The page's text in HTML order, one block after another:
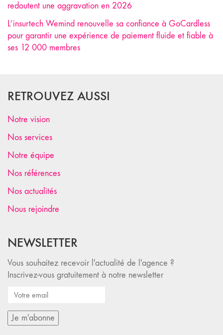
redoutent une aggravation en 2026
L’insurtech Wemind renouvelle sa confiance à GoCardless
pour garantir une expérience de paiement fluide et fiable à
ses 12 000 membres
RETROUVEZ AUSSI
Notre vision
Nos services
Notre équipe
Nos références
Nos actualités
Nous rejoindre
NEWSLETTER
Vous souhaitez recevoir l'actualité de l'agence ?
Inscrivez-vous gratuitement à notre newsletter